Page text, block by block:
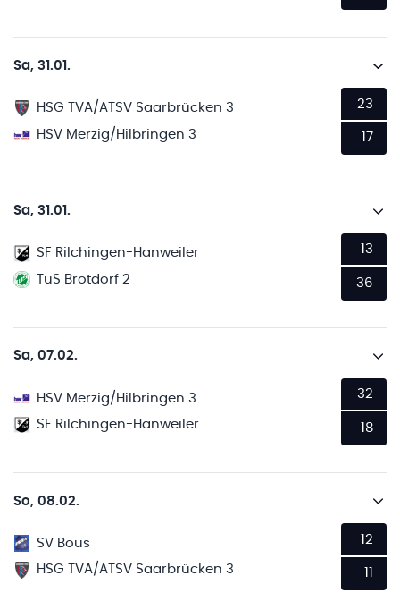
Sa, 31.01.
HSG TVA/ATSV Saarbrücken 3
HSV Merzig/Hilbringen 3
23
17
Sa, 31.01.
SF Rilchingen-Hanweiler
TuS Brotdorf 2
13
36
Sa, 07.02.
HSV Merzig/Hilbringen 3
SF Rilchingen-Hanweiler
32
18
So, 08.02.
SV Bous
HSG TVA/ATSV Saarbrücken 3
12